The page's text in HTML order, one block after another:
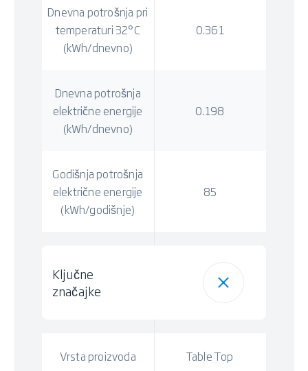
Dnevna potrošnja pri
temperaturi 32°C
(kWh/dnevno)
0.361
Dnevna potrošnja
električne energije
(kWh/dnevno)
0.198
Godišnja potrošnja
električne energije
(kWh/godišnje)
85
Ključne
značajke
Vrsta proizvoda Table Top